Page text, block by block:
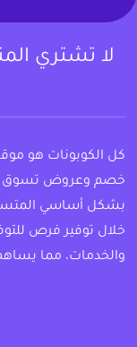
لا تشتري
كل الكوبونات هو
خصم وعروض تسوق
بشكل أساسي
خلال توفير فرص
والخدمات، مما